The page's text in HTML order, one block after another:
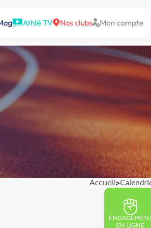
Athlé TV Nos clubs Mon compte
Accueil>
EN LIGNE